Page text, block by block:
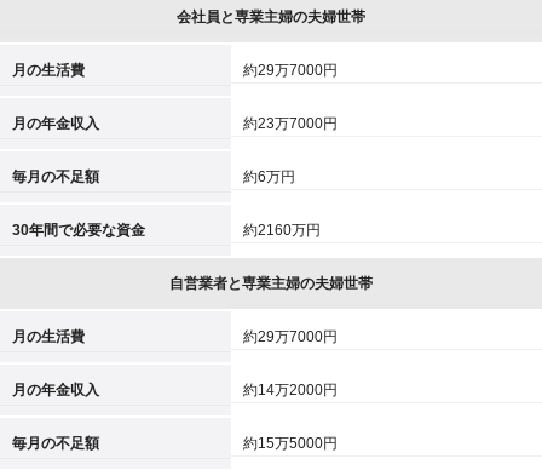
会社員と専業主婦の夫婦世帯
月の生活費 約29万7000円
月の年金収入 約23万7000円
毎月の不足額 約6万円
30年間で必要な資金 約2160万円
自営業者と専業主婦の夫婦世帯
月の生活費 約29万7000円
月の年金収入 約14万2000円
毎月の不足額 約15万5000円